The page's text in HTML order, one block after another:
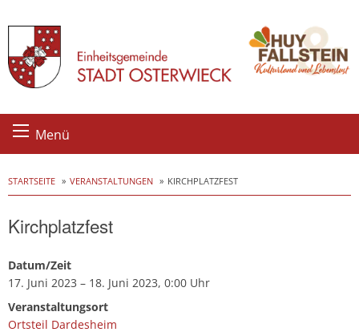
Skip
Menü
STARTSEITE VERANSTALTUNGEN KIRCHPLATZFEST
Kirchplatzfest
Datum/Zeit
17. Juni 2023 – 18. Juni 2023, 0:00 Uhr
Veranstaltungsort
Ortsteil Dardesheim